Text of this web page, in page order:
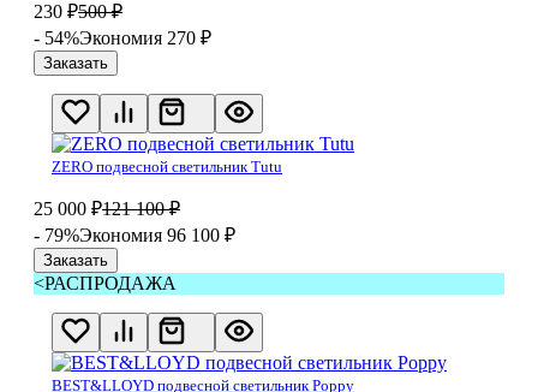
230 ₽500 ₽
- 54%Экономия 270 ₽
Заказать
ZERO подвесной светильник Tutu
25 000 ₽121 100 ₽
- 79%Экономия 96 100 ₽
Заказать
<РАСПРОДАЖА
BEST&LLOYD подвесной светильник Poppy